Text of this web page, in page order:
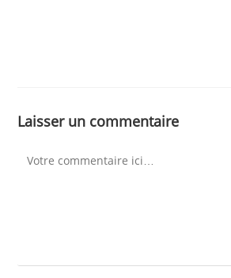
Laisser un commentaire